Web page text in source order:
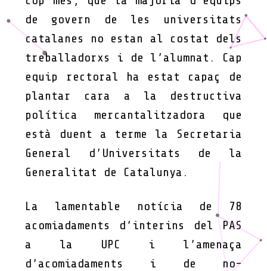
de govern de les universitats
catalanes no estan al costat dels
treballadorxs i de l’alumnat. Cap
equip rectoral ha estat capaç de
plantar cara a la destructiva
política mercantalitzadora que
està duent a terme la Secretaria
General d’Universitats de la
Generalitat de Catalunya.
La lamentable notícia de 78
acomiadaments d’interins del PAS
a la UPC i l’amenaça
d’acomiadaments i de no-